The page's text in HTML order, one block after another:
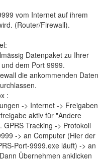
vom Internet auf ihrem
(Router/Firewall).
Datenpaket zu Ihrer
dem Port 9999.
die ankommenden Daten
:
-> Internet -> Freigaben
aktiv für "Andere
Tracking -> Protokoll
-> an Computer (Hier der
Port-9999.exe läuft) -> an
Übernehmen anklicken